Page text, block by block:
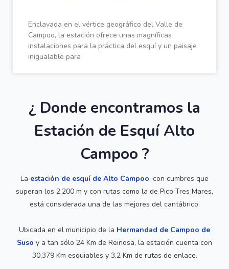
Enclavada en el vértice geográfico del Valle de
Campoo, la estación ofrece unas magníficas
instalaciones para la práctica del esquí y un paisaje
inigualable para
¿ Donde encontramos la
Estación de Esquí Alto
Campoo ?
La estación de esquí de Alto Campoo, con cumbres que
superan los 2.200 m y con rutas como la de Pico Tres Mares,
está considerada una de las mejores del cantábrico.
Ubicada en el municipio de la Hermandad de Campoo de
Suso y a tan sólo 24 Km de Reinosa, la estación cuenta con
30,379 Km esquiables y 3,2 Km de rutas de enlace.